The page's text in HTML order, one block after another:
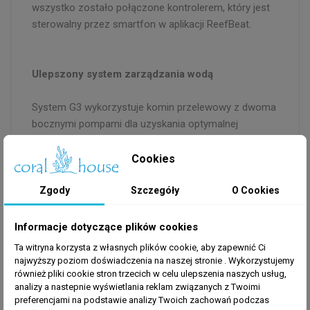
wszystko zostało połączone kontrolerem, który jest
sterowalny przez smartfon w aplikacji ReefBeat.
Ulepszony system zarządzania wodą
System G3 wykorzystuje komin przelewowy z dwoma
bocznymi pompami dla uzyskania optymalnej
hydrauliki w celu zwiększenia estetyczności zbiornika.
Woda przelewa się przez wlot rury odpływowej co
pozwala na uzyskanie cichszej pracy cyrkulacji wody.
Zawór o wysokiej precyzji pozwala na wyregulowanie
poziomu wody w zbiorniku z wysoką dokładnością.
Sump typu Reef-Ready
Komora filtracyjna z skarpetami pozwala i zapobiega
Cookies
Zgody Szczegóły O Cookies
Informacje dotyczące plików cookies
Ta witryna korzysta z własnych plików cookie, aby zapewnić Ci
najwyższy poziom doświadczenia na naszej stronie . Wykorzystujemy
również pliki cookie stron trzecich w celu ulepszenia naszych usług,
analizy a nastepnie wyświetlania reklam związanych z Twoimi
preferencjami na podstawie analizy Twoich zachowań podczas